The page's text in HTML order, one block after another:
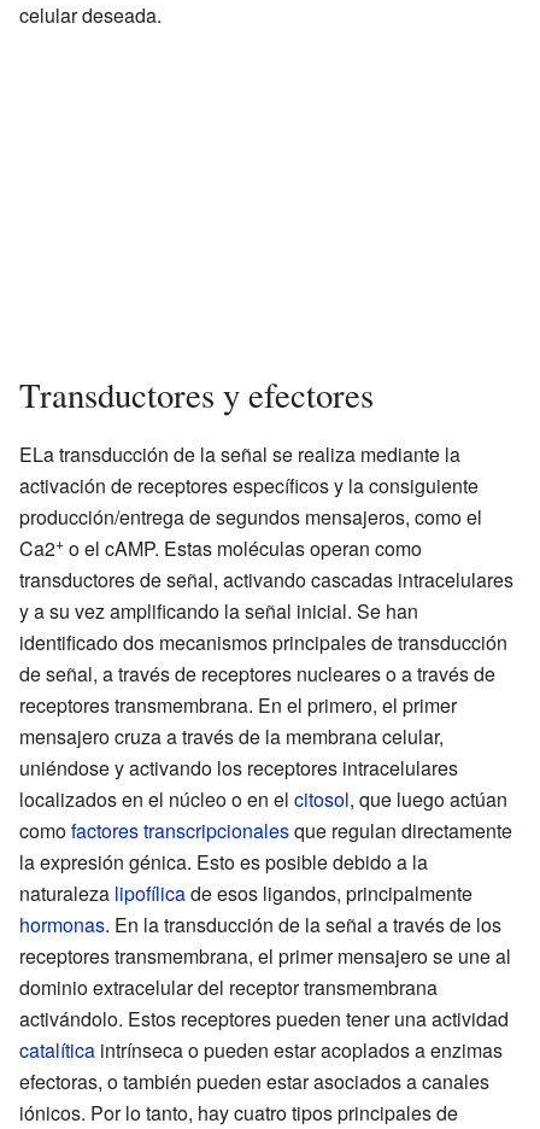
celular deseada.
Transductores y efectores
ELa transducción de la señal se realiza mediante la
activación de receptores específicos y la consiguiente
producción/entrega de segundos mensajeros, como el
Ca2+ o el cAMP. Estas moléculas operan como
transductores de señal, activando cascadas intracelulares
y a su vez amplificando la señal inicial. Se han
identificado dos mecanismos principales de transducción
de señal, a través de receptores nucleares o a través de
receptores transmembrana. En el primero, el primer
mensajero cruza a través de la membrana celular,
uniéndose y activando los receptores intracelulares
localizados en el núcleo o en el citosol, que luego actúan
comofactores transcripcionalesque regulan directamente
la expresión génica. Esto es posible debido a la
naturaleza lipofílicade esos ligandos, principalmente
hormonas. En la transducción de la señal a través de los
receptores transmembrana, el primer mensajero se une al
dominio extracelular del receptor transmembrana
activándolo. Estos receptores pueden tener una actividad
catalítica intrínseca o pueden estar acoplados a enzimas
efectoras, o también pueden estar asociados a canales
iónicos. Por lo tanto, hay cuatro tipos principales de